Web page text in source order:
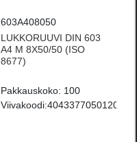
603A408050
LUKKORUUVI DIN 603
A4 M 8X50/50 (ISO
8677)
Pakkauskoko: 100
Viivakoodi:4043377050120